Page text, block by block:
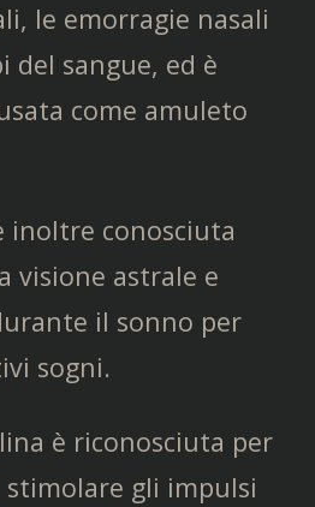
le emorragie nasali
sangue, ed è
come amuleto
inoltre conosciuta
visione astrale e
il sonno per
sogni.
è riconosciuta per
gli impulsi